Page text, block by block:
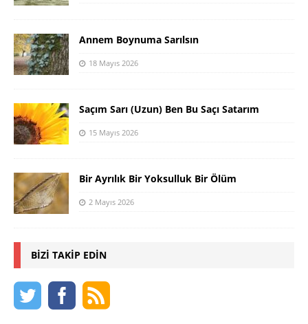
Annem Boynuma Sarılsın
18 Mayıs 2026
Saçım Sarı (Uzun) Ben Bu Saçı Satarım
15 Mayıs 2026
Bir Ayrılık Bir Yoksulluk Bir Ölüm
2 Mayıs 2026
BIZI TAKIP EDIN